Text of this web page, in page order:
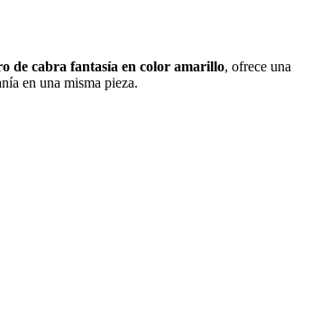
de cabra fantasía en color amarillo, ofrece una
en una misma pieza.